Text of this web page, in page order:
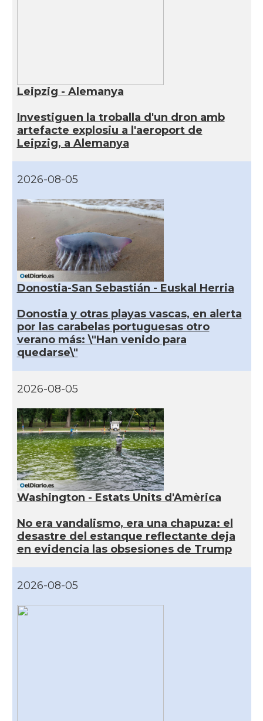
Leipzig - Alemanya
Investiguen la troballa d'un dron amb
artefacte explosiu a l'aeroport de
Leipzig, a Alemanya
2026-08-05
Donostia-San Sebastián - Euskal Herria
Donostia y otras playas vascas, en alerta
por las carabelas portuguesas otro
verano más: \"Han venido para
quedarse\"
2026-08-05
Washington - Estats Units d'Amèrica
No era vandalismo, era una chapuza: el
desastre del estanque reflectante deja
en evidencia las obsesiones de Trump
2026-08-05